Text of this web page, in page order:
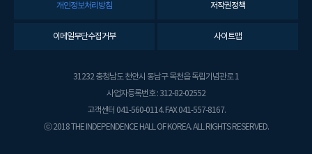
개인정보처리방침 저작권정책
이메일무단수집거부 사이트맵
31232 충청남도 천안시 동남구 목천읍 독립기념관로 1
사업자등록번호 : 312-82-02552
고객센터 041-560-0114. FAX 041-557-8167.
ⓒ 2018 THE INDEPENDENCE HALL OF KOREA. ALL RIGHTS RESERVED.